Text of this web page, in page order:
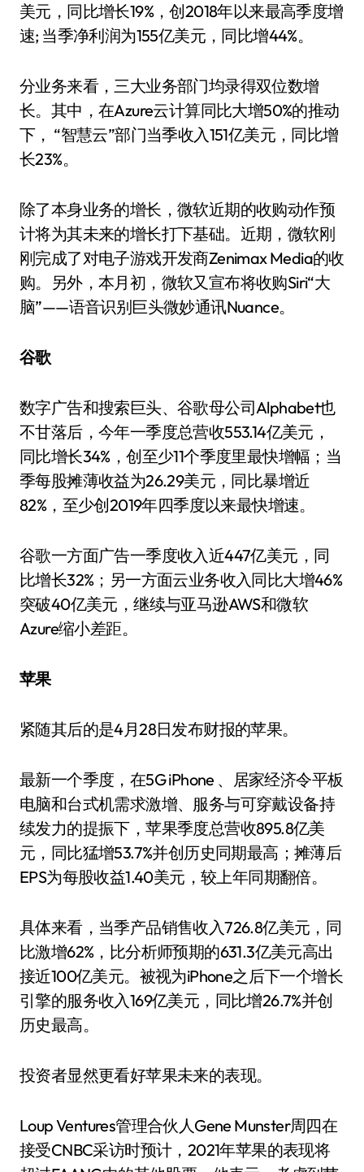
美元，同比增长19%，创2018年以来最高季度增
速; 当季净利润为155亿美元，同比增44%。
分业务来看，三大业务部门均录得双位数增
长。其中，在Azure云计算同比大增50%的推动
下， “智慧云”部门当季收入151亿美元，同比增
长23%。
除了本身业务的增长，微软近期的收购动作预
计将为其未来的增长打下基础。近期，微软刚
刚完成了对电子游戏开发商Zenimax Media的收
购。另外，本月初，微软又宣布将收购Siri“大
脑”——语音识别巨头微妙通讯Nuance。
谷歌
数字广告和搜索巨头、谷歌母公司Alphabet也
不甘落后，今年一季度总营收553.14亿美元，
同比增长34%，创至少11个季度里最快增幅；当
季每股摊薄收益为26.29美元，同比暴增近
82%，至少创2019年四季度以来最快增速。
谷歌一方面广告一季度收入近447亿美元，同
比增长32%；另一方面云业务收入同比大增46%
突破40亿美元，继续与亚马逊AWS和微软
Azure缩小差距。
苹果
紧随其后的是4月28日发布财报的苹果。
最新一个季度，在5G iPhone 、居家经济令平板
电脑和台式机需求激增、服务与可穿戴设备持
续发力的提振下，苹果季度总营收895.8亿美
元，同比猛增53.7%并创历史同期最高；摊薄后
EPS为每股收益1.40美元，较上年同期翻倍。
具体来看，当季产品销售收入726.8亿美元，同
比激增62%，比分析师预期的631.3亿美元高出
接近100亿美元。被视为iPhone之后下一个增长
引擎的服务收入169亿美元，同比增26.7%并创
历史最高。
投资者显然更看好苹果未来的表现。
Loup Ventures管理合伙人Gene Munster周四在
接受CNBC采访时预计，2021年苹果的表现将